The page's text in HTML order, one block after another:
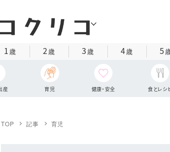
1歳 2歳 3歳 4歳 5
産 育児 健康・安全 食とレシ
TOP 記事 育児